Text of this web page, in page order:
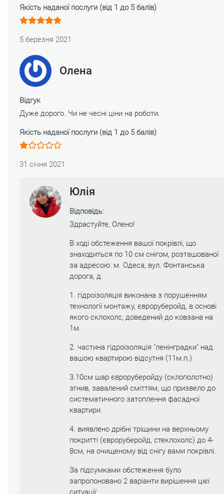
Якість наданої послуги (від 1 до 5 балів)
5 березня 2021
Олена
Відгук
Дуже дорого. Чи не чесні ціни на роботи.
Якість наданої послуги (від 1 до 5 балів)
31 січня 2021
Юлія
Відповідь:
Здрастуйте, Олено!
В ході обстеження вашої покрівлі, що
знаходиться по 10 см снігом, розташованої
за адресою: м. Одеса, вул. Фонтанська
дорога, д.
1. гідроізоляція виконана з порушенням
технології монтажу, євроруберойд, в основі
якого склохолс, доведений до ковзана на
1м.
2. частина гідроізоляція "ленінградки" над
вашою квартирою відсутня (11м.п.)
3.10см шар євроруберойду (склополотно)
згнив, завалений сміттям, що призвело до
систематичного затоплення фасадної
квартири.
4. виявлено дрібні тріщини на верхньому
покритті (євроруберойд, стеклохолс) до 4-
8см, на очищеному від снігу вами покрівлі.
За підсумками обстеження було
запропоновано 2 варіанти вирішення цієї